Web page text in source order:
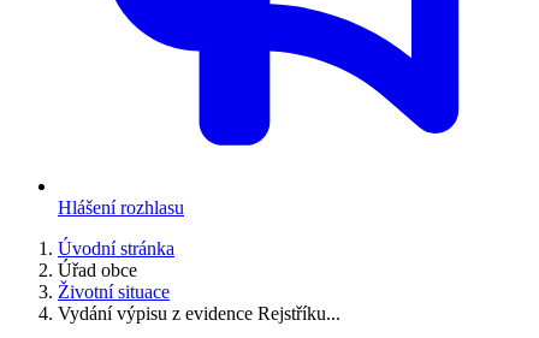
Hlášení rozhlasu
Úvodní stránka
Úřad obce
Životní situace
Vydání výpisu z evidence Rejstříku...